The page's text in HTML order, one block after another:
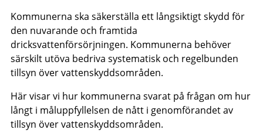
Kommunerna ska säkerställa ett långsiktigt skydd för
den nuvarande och framtida
dricksvattenförsörjningen. Kommunerna behöver
särskilt utöva bedriva systematisk och regelbunden
tillsyn över vattenskyddsområden.
Här visar vi hur kommunerna svarat på frågan om hur
långt i måluppfyllelsen de nått i genomförandet av
tillsyn över vattenskyddsområden.